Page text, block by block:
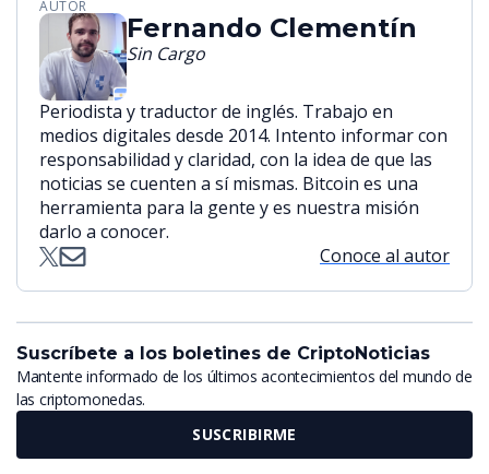
AUTOR
Fernando Clementín
Sin Cargo
Periodista y traductor de inglés. Trabajo en
medios digitales desde 2014. Intento informar con
responsabilidad y claridad, con la idea de que las
noticias se cuenten a sí mismas. Bitcoin es una
herramienta para la gente y es nuestra misión
darlo a conocer.
Conoce al autor
Suscríbete a los boletines de CriptoNoticias
Mantente informado de los últimos acontecimientos del mundo de
las criptomonedas.
SUSCRIBIRME